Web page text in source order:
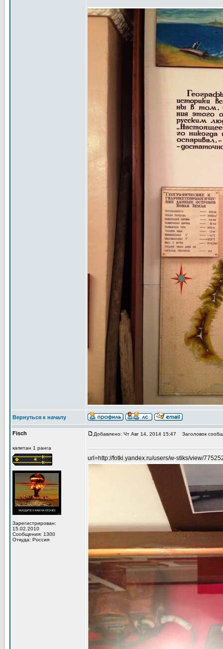
Вернуться к началу
Fisch
капитан 1 ранга
Зарегистрирован:
15.02.2010
Сообщения: 1300
Откуда: Россия
Добавлено: Чт Авг 14, 2014 15:47 Заголовок
url=http://fotki.yandex.ru/users/w-stiks/view/